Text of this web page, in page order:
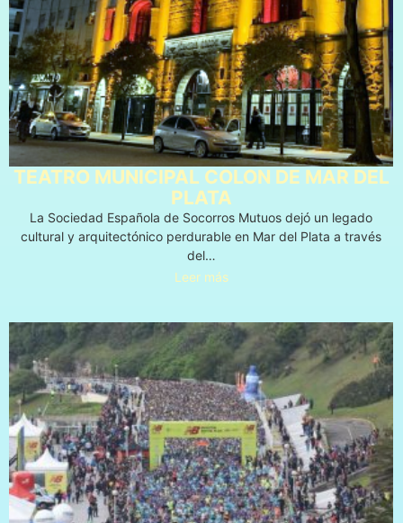
TEATRO MUNICIPAL COLON DE MAR DEL
PLATA
La Sociedad Española de Socorros Mutuos dejó un legado
cultural y arquitectónico perdurable en Mar del Plata a través
del…
Leer más